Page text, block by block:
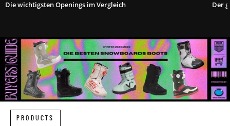
Die wichtigsten Openings im Vergleich Der
PRODUCTS